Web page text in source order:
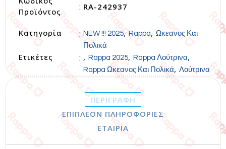
Προϊόντος
: RA-242937
Κατηγορία : NEW !!! 2025, Rappa, Ωκεανος Και
Πολικά
Ετικέτες : , Rappa 2025, Rappa Λούτρινα,
Rappa Ωκεανος Και Πολικά, Λούτρινα
ΠΕΡΙΓΡΑΦΉ
ΕΠΙΠΛΈΟΝ ΠΛΗΡΟΦΟΡΊΕΣ
ΕΤΑΙΡΊΑ